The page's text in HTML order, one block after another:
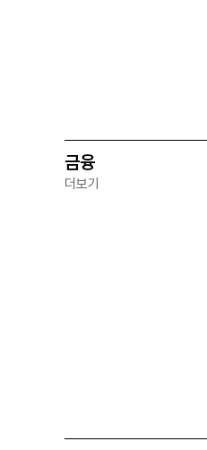
금융
더보기